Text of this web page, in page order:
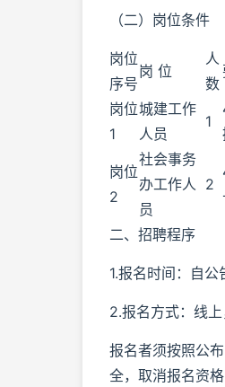
（二）岗位条件
岗位
序号
岗 位
人
数
岗位
1
城建工作
人员
1
岗位
2
社会事务
办工作人
员
2
二、招聘程序
1.报名时间：自
2.报名方式：线上
报名者须按照公
全，取消报名资